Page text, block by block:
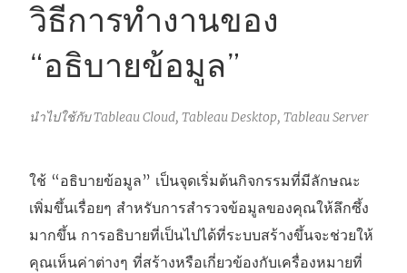
วิธีการทำงานของ
“อธิบายข้อมูล”
นำไปใช้กับ Tableau Cloud, Tableau Desktop, Tableau Server
ใช้ “อธิบายข้อมูล” เป็นจุดเริ่มต้นกิจกรรมที่มีลักษณะ
เพิ่มขึ้นเรื่อยๆ สำหรับการสำรวจข้อมูลของคุณให้ลึกซึ้ง
มากขึ้น การอธิบายที่เป็นไปได้ที่ระบบสร้างขึ้นจะช่วยให้
คุณเห็นค่าต่างๆ ที่สร้างหรือเกี่ยวข้องกับเครื่องหมายที่